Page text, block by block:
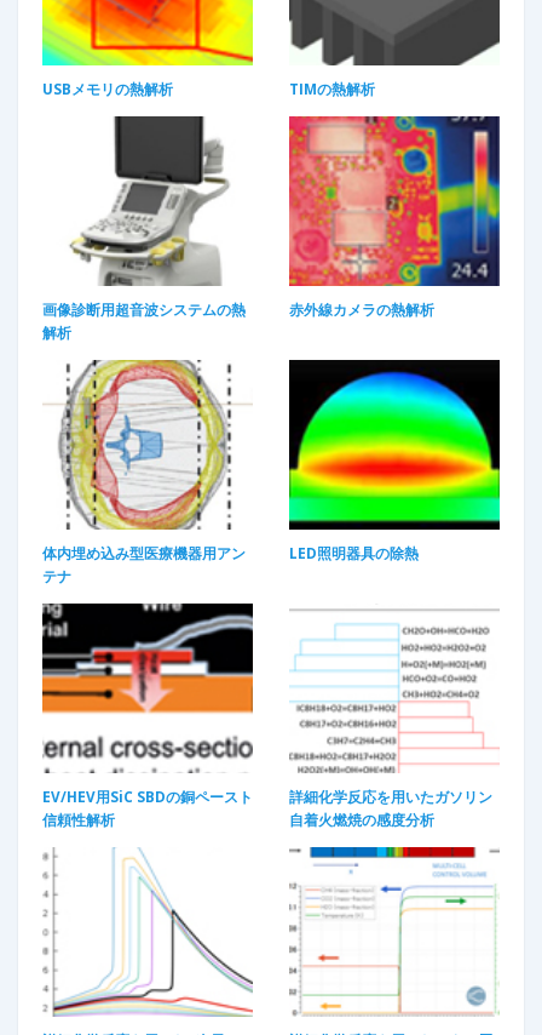
USBメモリの熱解析​ TIMの熱解析​
画像診断用超音波システムの熱
解析
赤外線カメラの熱解析
体内埋め込み型医療機器用アン
テナ
LED照明器具の除熱​
EV/HEV用SiC SBDの銅ペースト
信頼性解析
詳細化学反応を用いたガソリン
自着火燃焼の感度分析​